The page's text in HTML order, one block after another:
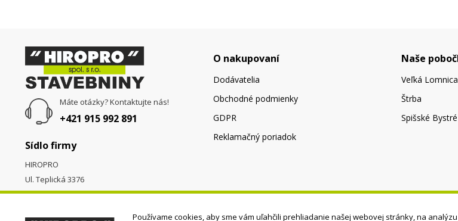
Máte otázky? Kontaktujte nás!
+421 915 992 891
Sídlo firmy
HIROPRO
Ul. Teplická 3376
058 01Poprad
O nakupovaní
Dodávatelia
Obchodné podmienky
GDPR
Reklamačný poriadok
Naše
Veľká Lomnica
Štrba
Spišské Bystré
Používame cookies, aby sme vám uľahčili prehliadanie našej webovej stránky, na